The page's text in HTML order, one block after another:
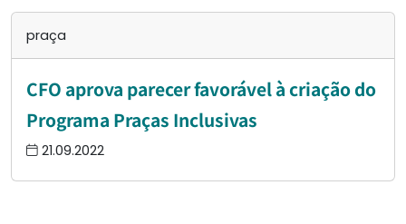
praça
CFO aprova parecer favorável à criação do
Programa Praças Inclusivas
21.09.2022